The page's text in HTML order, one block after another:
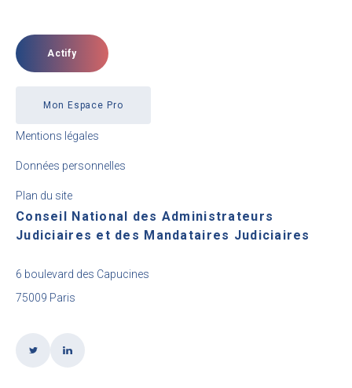
Actify
Mon Espace Pro
Mentions légales
Données personnelles
Plan du site
Conseil National des Administrateurs
Judiciaires et des Mandataires Judiciaires
6 boulevard des Capucines
75009 Paris